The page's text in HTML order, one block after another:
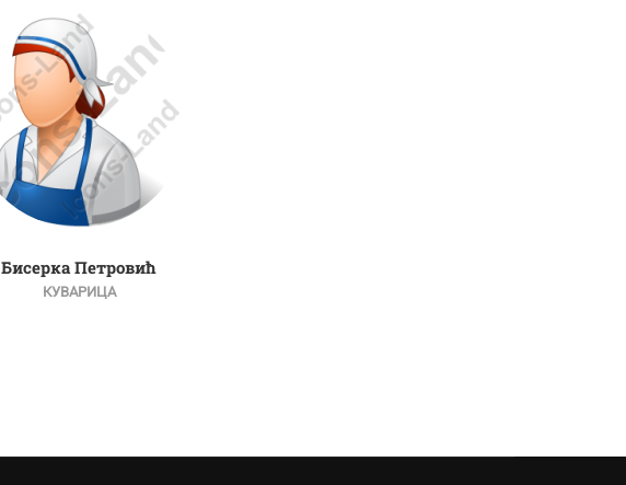
Бисерка Петровић
КУВАРИЦА